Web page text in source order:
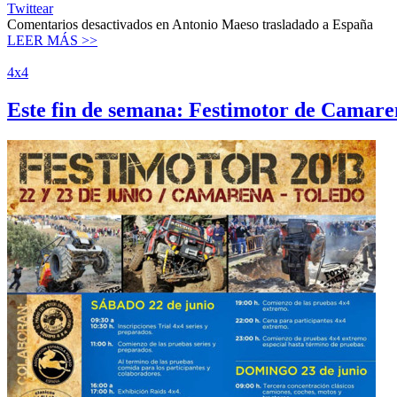
Twittear
Comentarios desactivados en Antonio Maeso trasladado a España
LEER MÁS >>
4x4
Este fin de semana: Festimotor de